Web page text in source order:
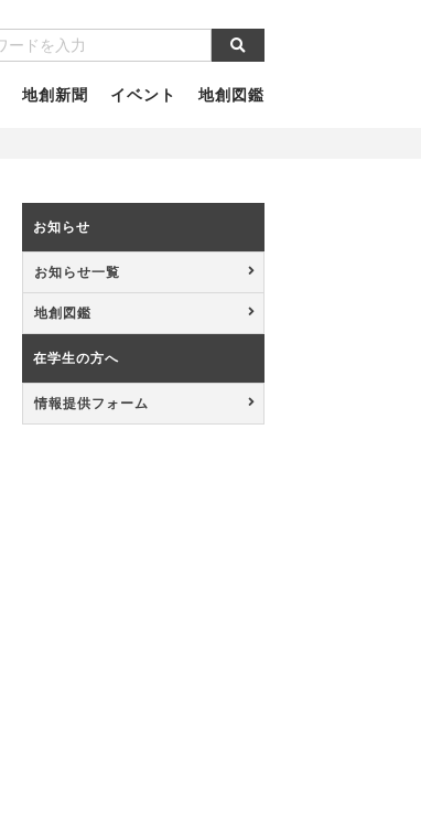
地創新聞 イベント 地創図鑑
お知らせ
お知らせ一覧
地創図鑑
在学生の方へ
情報提供フォーム